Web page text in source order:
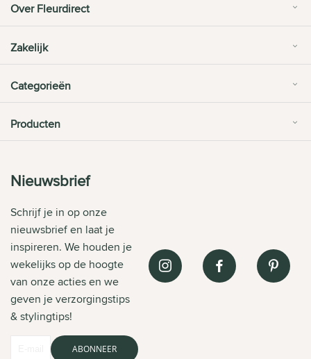
Over Fleurdirect
Zakelijk
Categorieën
Producten
Nieuwsbrief
Schrijf je in op onze
nieuwsbrief en laat je
inspireren. We houden je
wekelijks op de hoogte
van onze acties en we
geven je verzorgingstips
& stylingtips!
ABONNEER